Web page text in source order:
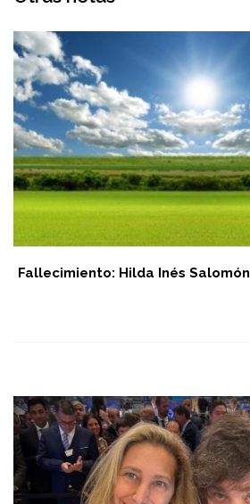
Fallecimiento: Hilda Inés Salomón